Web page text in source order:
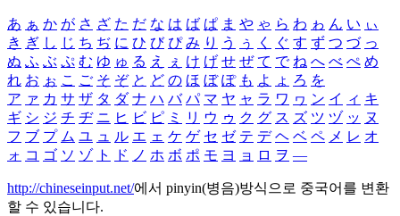
あ ぁ か が さ ざ た だ な は ば ぱ ま や ゃ ら わ ゎ ん い ぃ
き ぎ し じ ち ぢ に ひ び ぴ み り う ぅ く ぐ す ず つ づ っ
ぬ ふ ぶ ぷ む ゆ ゅ る え ぇ け げ せ ぜ て で ね へ べ ぺ め
れ お ぉ こ ご そ ぞ と ど の ほ ぼ ぽ も よ ょ ろ を
ア ァ カ サ ザ タ ダ ナ ハ バ パ マ ヤ ャ ラ ワ ヮ ン イ ィ キ
ギ シ ジ チ ヂ ニ ヒ ビ ピ ミ リ ウ ゥ ク グ ス ズ ツ ヅ ッ ヌ
フ ブ プ ム ユ ュ ル エ ェ ケ ゲ セ ゼ テ デ ヘ ベ ペ メ レ オ
ォ コ ゴ ソ ゾ ト ド ノ ホ ボ ポ モ ヨ ョ ロ ヲ ―
http://chineseinput.net/에서 pinyin(병음)방식으로 중국어를 변환
할 수 있습니다.